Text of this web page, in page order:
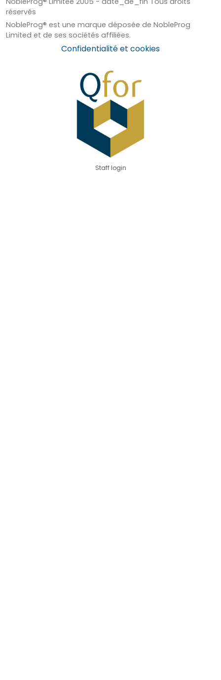
réservés
NobleProg® est une marque déposée de NobleProg
Limited et de ses sociétés affiliées.
Confidentialité et cookies
Staff login